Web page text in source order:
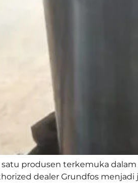
satu produsen terkemuka
dealer Grundfos